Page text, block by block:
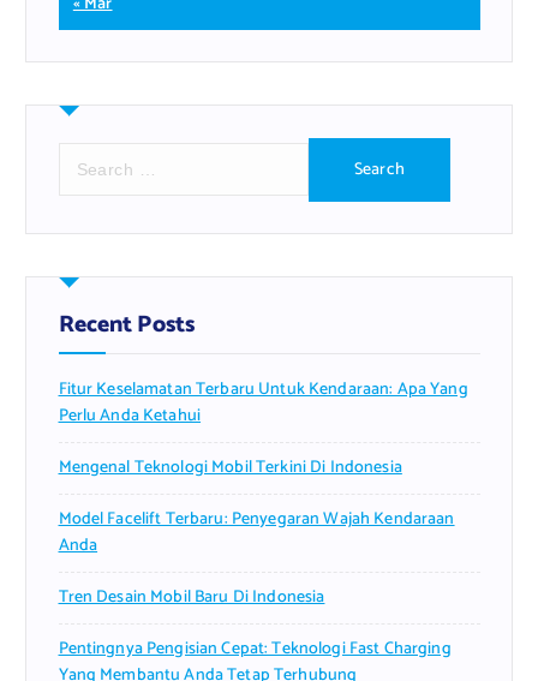
r
h
f
o
:
Recent Posts
Fitur Keselamatan Terbaru Untuk Kendaraan: Apa Yang
Perlu Anda Ketahui
Mengenal Teknologi Mobil Terkini Di Indonesia
Model Facelift Terbaru: Penyegaran Wajah Kendaraan
Anda
Tren Desain Mobil Baru Di Indonesia
Pentingnya Pengisian Cepat: Teknologi Fast Charging